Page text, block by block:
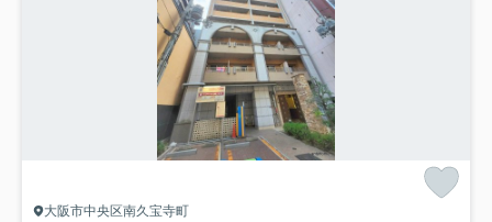
大阪市中央区南久宝寺町